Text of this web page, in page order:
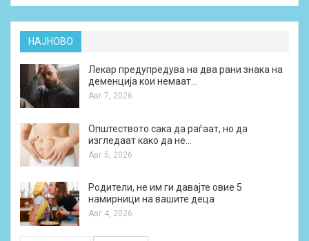
НАЈНОВО
Лекар предупредува на два рани знака на
деменција кои немаат…
Авг 7, 2026
Општеството сака да раѓаат, но да
изгледаат како да не…
Авг 5, 2026
Родители, не им ги давајте овие 5
намирници на вашите деца
Авг 4, 2026